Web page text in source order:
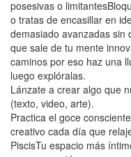
posesivas o
o tratas de encasillar en
demasiado avanzadas sin
que sale de tu mente
caminos por eso haz una
luego explóralas.
Lánzate a crear algo que
(texto, video, arte).
Practica el goce
creativo cada día que
PiscisTu espacio más